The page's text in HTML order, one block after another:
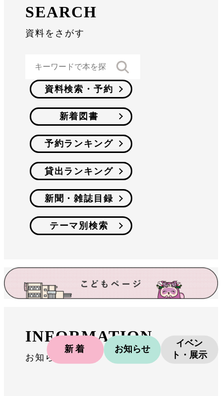
SEARCH
資料をさがす
資料検索・予約
新着図書
予約ランキング
貸出ランキング
新聞・雑誌目録
テーマ別検索
INFORMATION
お知らせ
新着 お知らせ
イベン
ト・展示